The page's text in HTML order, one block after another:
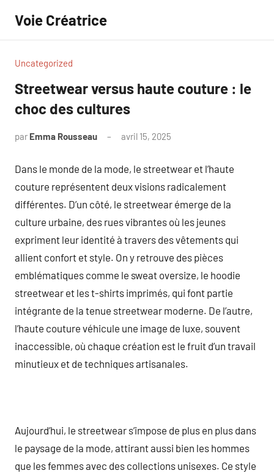
contenu
Voie Créatrice
Uncategorized
Streetwear versus haute couture : le
choc des cultures
par Emma Rousseau avril 15, 2025
Dans le monde de la mode, le streetwear et l’haute
couture représentent deux visions radicalement
différentes. D’un côté, le streetwear émerge de la
culture urbaine, des rues vibrantes où les jeunes
expriment leur identité à travers des vêtements qui
allient confort et style. On y retrouve des pièces
emblématiques comme le sweat oversize, le hoodie
streetwear et les t-shirts imprimés, qui font partie
intégrante de la tenue streetwear moderne. De l’autre,
l’haute couture véhicule une image de luxe, souvent
inaccessible, où chaque création est le fruit d’un travail
minutieux et de techniques artisanales.
Aujourd’hui, le streetwear s’impose de plus en plus dans
le paysage de la mode, attirant aussi bien les hommes
que les femmes avec des collections unisexes. Ce style